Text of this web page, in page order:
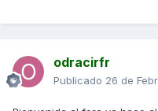
odracirfr
Publicado 26 de